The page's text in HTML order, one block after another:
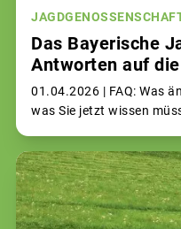
Das Bayerische
Antworten auf
01.04.2026 | FAQ: Was
was Sie jetzt wissen